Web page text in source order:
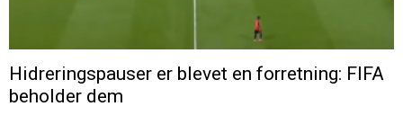
Hidreringspauser er blevet en forretning: FIFA
beholder dem